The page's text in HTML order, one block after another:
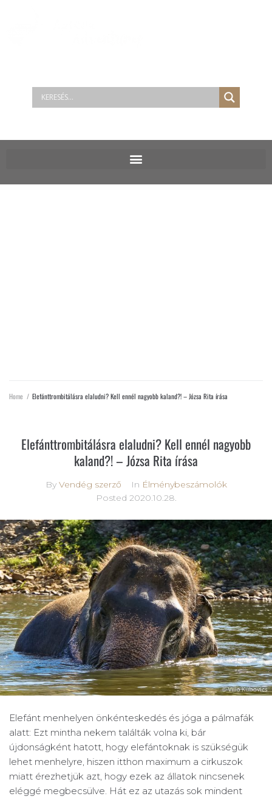
Home / Elefánttrombitálásra elaludni? Kell ennél nagyobb kaland?! – Józsa Rita írása
Elefánttrombitálásra elaludni? Kell ennél nagyobb
kaland?! – Józsa Rita írása
By Vendég szerző In Élménybeszámolók
Posted 2020.10.28.
Elefánt menhelyen önkénteskedés és jóga a pálmafák
alatt: Ezt mintha nekem találták volna ki, bár
újdonságként hatott, hogy elefántoknak is szükségük
lehet menhelyre, hiszen itthon maximum a cirkuszok
miatt érezhetjük azt, hogy ezek az állatok nincsenek
eléggé megbecsülve. Hát ez az utazás sok mindent